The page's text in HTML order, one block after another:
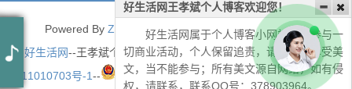
Powered ByZ-BlogPHP 1.7.5, Theme By好生活博客
好生活网--王孝斌个人博客网站--版权所有--万象互联 --蜀ICP备
11010703号-1-- 川公网安备51010402001654号-- 51La
好生活网王孝斌个人博客欢迎您！
好生活网属于个人博客小网站，不参与一
切商业活动，个人保留追责，请大家可享受美
文，当不能参与；所有美文源自网络，如有侵
权，请联系，联系QQ号：378903964。